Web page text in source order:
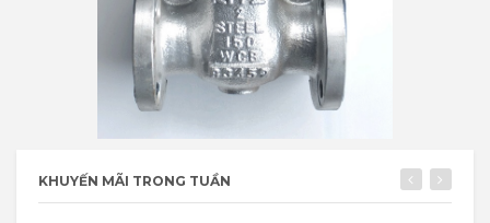
KHUYẾN MÃI TRONG TUẦN